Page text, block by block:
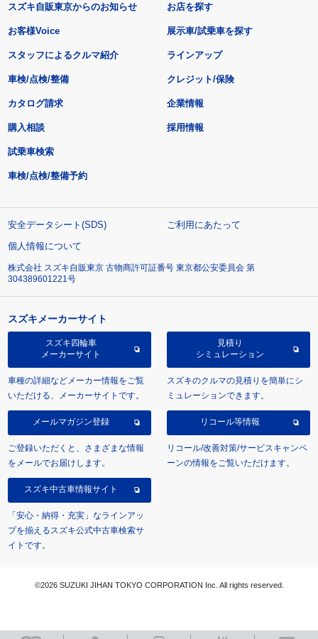
スズキ自販東京からのお知らせ
お客様Voice
スタッフによるクルマ紹介
お店を探す
展示車/試乗車を探す
ラインアップ
車検/点検/整備 クレジット/保険
カタログ請求
購入相談
試乗車検索
車検/点検/整備予約
企業情報
採用情報
安全データシート(SDS)
ご利用にあたって
個人情報について
株式会社 スズキ自販東京 古物商許可証番号 東京都公安委員会 第
304389601221号
スズキメーカーサイト
スズキ四輪車
メーカーサイト
車種の詳細などメーカー情報をご覧
いただける、メーカーサイトです。
見積り
シミュレーション
スズキのクルマの見積りを簡単にシ
ミュレーションできます。
メールマガジン登録
ご登録いただくと、さまざまな情報
をメールでお届けします。
リコール等情報
リコール/改善対策/サービスキャンペ
ーンの情報をご覧いただけます。
スズキ中古車情報サイト
「安心・納得・充実」なラインアッ
プを揃えるスズキ公式中古車検索サ
イトです。
©2026 SUZUKI JIHAN TOKYO CORPORATION Inc. All rights reserved.